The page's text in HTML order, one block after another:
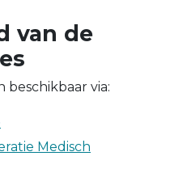
van de
beschikbaar via:
Medisch